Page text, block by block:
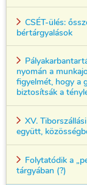
CSÉT-ülés:
bértárgyalások
nyomán a
figyelmét, hogy a
biztosítsák a
XV.
együtt,
Folytatódik a
tárgyában (?)